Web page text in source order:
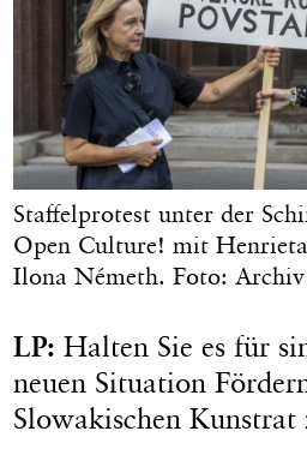
Staffelprotest unter der
Open Culture! mit
Ilona Németh. Foto:
LP:Halten Sie es für
neuen Situation
Slowakischen Kunstrat